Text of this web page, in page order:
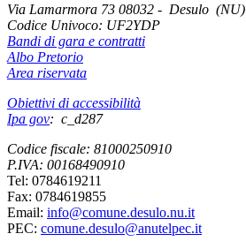
Via Lamarmora 73 08032 - Desulo (NU)
Codice Univoco: UF2YDP
Bandi di gara e contratti
Albo Pretorio
Area riservata
Obiettivi di accessibilità
Ipa gov: c_d287
Codice fiscale: 81000250910
P.IVA: 00168490910
Tel: 0784619211
Fax: 0784619855
Email: info@comune.desulo.nu.it
PEC: comune.desulo@anutelpec.it